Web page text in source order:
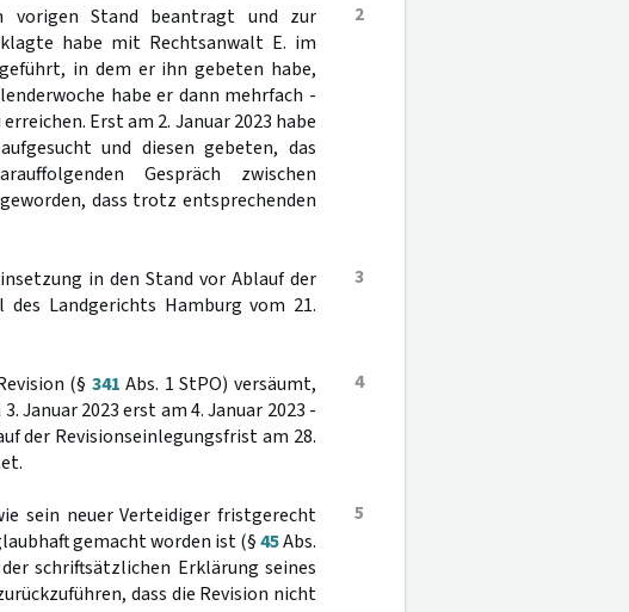
2
vorigen Stand beantragt und zur
habe mit Rechtsanwalt E. im
in dem er ihn gebeten habe,
habe er dann mehrfach -
Erst am 2. Januar 2023 habe
und diesen gebeten, das
Gespräch zwischen
dass trotz entsprechenden
3
in den Stand vor Ablauf der
Landgerichts Hamburg vom 21.
4
(§ 341 Abs. 1 StPO) versäumt,
Januar 2023 erst am 4. Januar 2023 -
der Revisionseinlegungsfrist am 28.
5
sein neuer Verteidiger fristgerecht
gemacht worden ist (§45Abs.
schriftsätzlichen Erklärung seines
dass die Revision nicht